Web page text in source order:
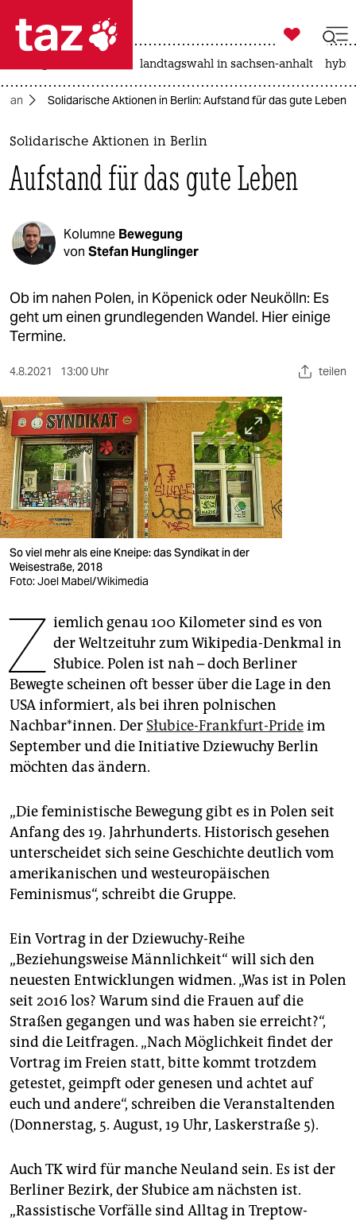
 taz zahl ich
taz zahl ich
themen
politik
öko
gesellschaft
kultur
sport
nord
wahrheit
verlag
verlag
veranstaltungen
shop
fragen & hilfe
unterstützen
abo
genossenschaft
epaper login

taz zahl ich
landtagswahl in sachsen-anhalt
Solidarische Aktionen in Berlin: Aufstand für das gute Leben
Solidarische Aktionen in Berlin
Aufstand für das gute Leben
Kolumne Bewegung
von Stefan Hunglinger
Ob im nahen Polen, in Köpenick oder Neukölln: Es
geht um einen grundlegenden Wandel. Hier einige
Termine.
4.8.2021 13:00 Uhr teilen
So viel mehr als eine Kneipe: das Syndikat in der
Weisestraße, 2018
Foto: Joel Mabel/Wikimedia
Z iemlich genau 100 Kilometer sind es von
der Weltzeituhr zum Wikipedia-Denkmal in
Słubice. Polen ist nah – doch Berliner
Bewegte scheinen oft besser über die Lage in den
USA informiert, als bei ihren polnischen
Nachbar*innen. Der Słubice-Frankfurt-Prideim
September und die Initiative Dziewuchy Berlin
möchten das ändern.
„Die feministische Bewegung gibt es in Polen seit
Anfang des 19. Jahrhunderts. Historisch gesehen
unterscheidet sich seine Geschichte deutlich vom
amerikanischen und westeuropäischen
Feminismus“, schreibt die Gruppe.
Ein Vortrag in der Dziewuchy-Reihe
„Beziehungsweise Männlichkeit“ will sich den
neuesten Entwicklungen widmen. „Was ist in Polen
seit 2016 los? Warum sind die Frauen auf die
Straßen gegangen und was haben sie erreicht?“,
sind die Leitfragen. „Nach Möglichkeit findet der
Vortrag im Freien statt, bitte kommt trotzdem
getestet, geimpft oder genesen und achtet auf
euch und andere“, schreiben die Veranstaltenden
(Donnerstag, 5. August, 19 Uhr, Laskerstraße 5).
Auch TK wird für manche Neuland sein. Es ist der
Berliner Bezirk, der Słubice am nächsten ist.
„Rassistische Vorfälle sind Alltag in Treptow-